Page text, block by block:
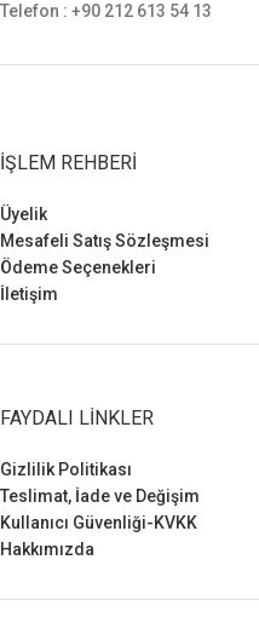
Telefon : +90 212 613 54 13
İŞLEM REHBERI
Üyelik
Mesafeli Satış Sözleşmesi
Ödeme Seçenekleri
İletişim
FAYDALI LINKLER
Gizlilik Politikası
Teslimat, İade ve Değişim
Kullanıcı Güvenliği-KVKK
Hakkımızda